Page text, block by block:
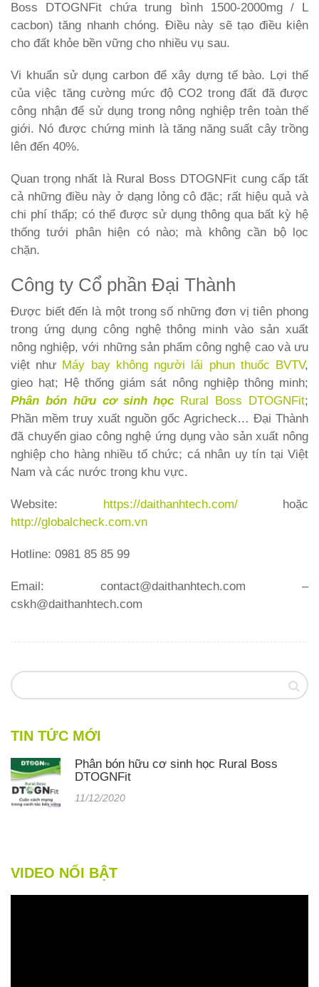
Boss DTOGNFit chứa trung bình 1500-2000mg / L
cacbon) tăng nhanh chóng. Điều này sẽ tạo điều kiện
cho đất khỏe bền vững cho nhiều vụ sau.
Vi khuẩn sử dụng carbon để xây dựng tế bào. Lợi thế
của việc tăng cường mức độ CO2 trong đất đã được
công nhận để sử dụng trong nông nghiệp trên toàn thế
giới. Nó được chứng minh là tăng năng suất cây trồng
lên đến 40%.
Quan trọng nhất là Rural Boss DTOGNFit cung cấp tất
cả những điều này ở dạng lỏng cô đặc; rất hiệu quả và
chi phí thấp; có thể được sử dụng thông qua bất kỳ hệ
thống tưới phân hiện có nào; mà không cần bộ lọc
chặn.
Công ty Cổ phần Đại Thành
Được biết đến là một trong số những đơn vị tiên phong
trong ứng dụng công nghệ thông minh vào sản xuất
nông nghiệp, với những sản phẩm công nghệ cao và ưu
việt như Máy bay không người lái phun thuốc BVTV,
gieo hạt; Hệ thống giám sát nông nghiệp thông minh;
Phân bón hữu cơ sinh học Rural Boss DTOGNFit;
Phần mềm truy xuất nguồn gốc Agricheck… Đại Thành
đã chuyển giao công nghệ ứng dụng vào sản xuất nông
nghiệp cho hàng nhiều tổ chức; cá nhân uy tín tại Việt
Nam và các nước trong khu vực.
Website: https://daithanhtech.com/hoặc
http://globalcheck.com.vn
Hotline: 0981 85 85 99
Email: contact@daithanhtech.com –
cskh@daithanhtech.com
TIN TỨC MỚI
Phân bón hữu cơ sinh học Rural Boss
DTOGNFit
11/12/2020
VIDEO NỔI BẬT